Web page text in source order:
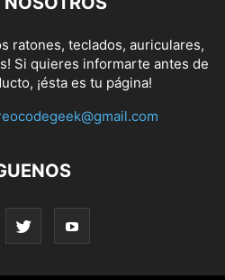
ratones, teclados, auriculares,
Si quieres informarte antes de
¡ésta es tu página!